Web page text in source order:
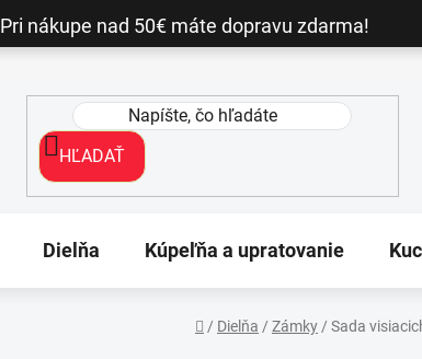
Pri nákupe nad 50€ máte dopravu zdarma!
HĽADAŤ
Dielňa Kúpeľňa a upratovanie
/ Dielňa / Zámky / Sada